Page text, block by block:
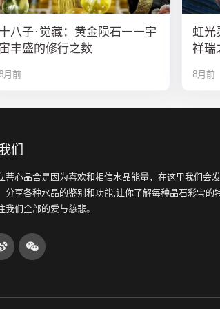
十八子·觉藏：黄金陨石——宇
宙丰盛的修行之数
8月前
虹光
祥瑞
8月前
我们
菩心晶舍是因为喜欢和相信水晶能量，在这里我们会
分享各种水晶的鉴别和功能,让你了解每种晶石彩宝的
我们全部的爱与慈悲。